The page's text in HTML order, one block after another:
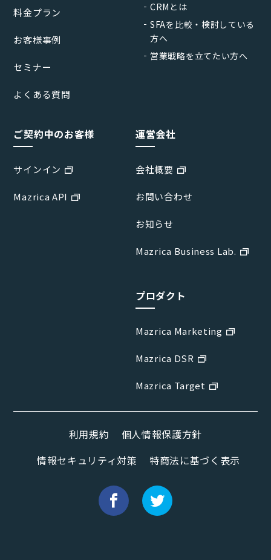
料金プラン
お客様事例
セミナー
よくある質問
CRMとは
SFAを比較・検討している
方へ
営業戦略を立てたい方へ
ご契約中のお客様
サインイン
Mazrica API
運営会社
会社概要
お問い合わせ
お知らせ
Mazrica Business Lab.
プロダクト
Mazrica Marketing
Mazrica DSR
Mazrica Target
利用規約
個人情報保護方針
情報セキュリティ対策
特商法に基づく表示